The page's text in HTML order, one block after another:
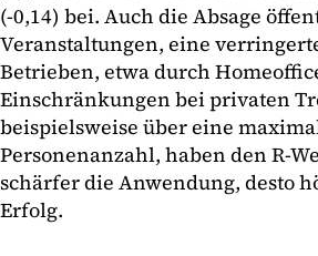
(-0,14) bei. Auch die Absage
Veranstaltungen, eine
Betrieben, etwa durch
Einschränkungen bei privaten
beispielsweise über eine
Personenanzahl, haben den R-
schärfer die Anwendung, desto
Erfolg.